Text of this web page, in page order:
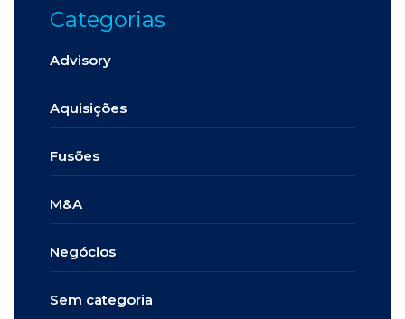
Categorias
Advisory
Aquisições
Fusões
M&A
Negócios
Sem categoria